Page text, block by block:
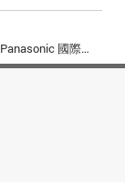
Panasonic 國際牌 NR-F502YT-C1 495L 六門變頻冰箱 淺灰米（日本製）